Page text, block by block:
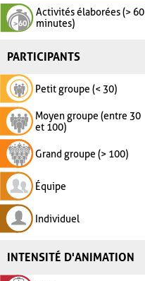
Activités élaborées (> 60
minutes)
PARTICIPANTS
Petit groupe (< 30)
Moyen groupe (entre 30
et 100)
Grand groupe (> 100)
Équipe
Individuel
INTENSITÉ D'ANIMATION